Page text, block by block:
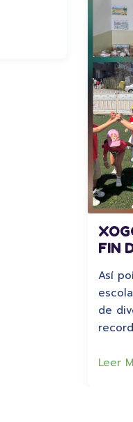
FIN
Así
de
Leer